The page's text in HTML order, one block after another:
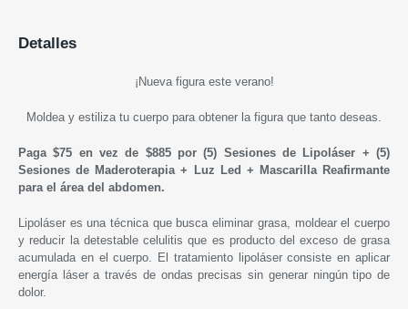
Detalles
¡Nueva figura este verano!
Moldea y estiliza tu cuerpo para obtener la figura que tanto deseas.
Paga $75 en vez de $885 por (5) Sesiones de Lipoláser + (5)
Sesiones de Maderoterapia + Luz Led + Mascarilla Reafirmante
para el área del abdomen.
Lipoláser es una técnica que busca eliminar grasa, moldear el cuerpo
y reducir la detestable celulitis que es producto del exceso de grasa
acumulada en el cuerpo. El tratamiento lipoláser consiste en aplicar
energía láser a través de ondas precisas sin generar ningún tipo de
dolor.